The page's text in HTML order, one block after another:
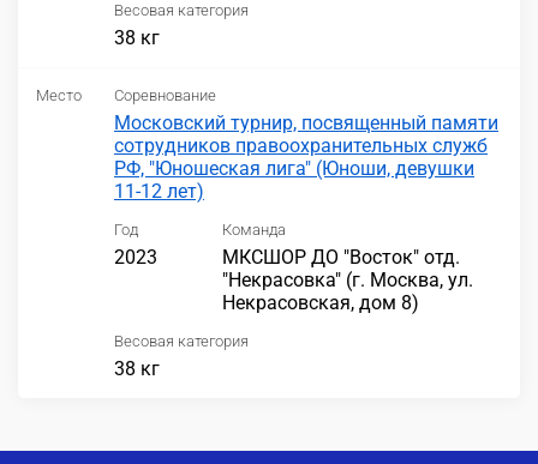
Весовая категория
38 кг
Место Соревнование
Московский турнир, посвященный памяти
сотрудников правоохранительных служб
РФ, "Юношеская лига" (Юноши, девушки
11-12 лет)
Год
2023
Команда
МКСШОР ДО "Восток" отд.
"Некрасовка" (г. Москва, ул.
Некрасовская, дом 8)
Весовая категория
38 кг